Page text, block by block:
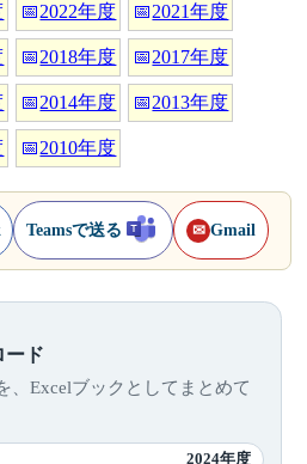
📅2022年度 📅2021年度
📅2018年度 📅2017年度
📅2014年度 📅2013年度
📅2010年度
Teamsで送る ✉ Gmail
ード
、Excelブックとしてまとめて
2024年度